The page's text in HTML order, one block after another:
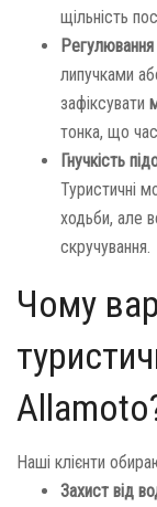
щільність
Регулювання
липучками
зафіксувати
тонка, що
Гнучкість
Туристичні
ходьби, але
скручування.
Чому
Наші клієнти
Захист від